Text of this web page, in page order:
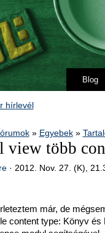
Blog
» Egyebek»
view több
· 2012. Nov. 27. (K),
már, de
content type: Könyv és